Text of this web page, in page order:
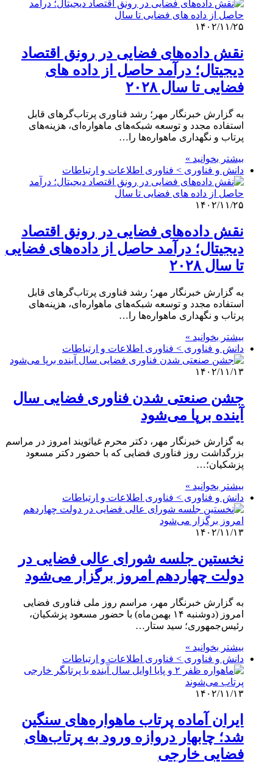
۱۴۰۲/۱۱/۲۵
نقش داده‌های فضایی در رونق اقتصاد
دیجیتال؛ درآمد حاصل از داده های
فضایی تا سال ۲۰۲۸
به گزارش خبرنگار مهر؛ رشد فناوری پرتاب‌گرهای قابل
استفاده مجدد و توسعه شبکه‌های ماهواره‌ای، هزینه‌های
پرتاب و نگهداری ماهواره‌ها را…
بیشتر بخوانید »
دانش و فناوری > فناوری اطلاعات و ارتباطات
۱۴۰۲/۱۱/۲۵
نقش داده‌های فضایی در رونق اقتصاد
دیجیتال؛ درآمد حاصل از داده‌های فضایی
تا سال ۲۰۲۸
به گزارش خبرنگار مهر؛ رشد فناوری پرتاب‌گرهای قابل
استفاده مجدد و توسعه شبکه‌های ماهواره‌ای، هزینه‌های
پرتاب و نگهداری ماهواره‌ها را…
بیشتر بخوانید »
دانش و فناوری > فناوری اطلاعات و ارتباطات
۱۴۰۲/۱۱/۱۳
جشن صنعتی شدن فناوری فضایی سال
آینده برپا می‌شود
به گزارش خبرنگار مهر، دکتر محرم غیاثویند امروز در مراسم
بزرگداشت روز فناوری فضایی که با حضور دکتر مسعود
پزشکیان؛…
بیشتر بخوانید »
دانش و فناوری > فناوری اطلاعات و ارتباطات
۱۴۰۲/۱۱/۱۳
نخستین جلسه شورای عالی فضایی در
دولت چهاردهم امروز برگزار می‌شود
به گزارش خبرنگار مهر، مراسم روز ملی فناوری فضایی
امروز (دوشنبه ۱۴ بهمن‌ماه) با حضور مسعود پزشکیان،
رئیس‌جمهوری؛ سید ستار…
بیشتر بخوانید »
دانش و فناوری > فناوری اطلاعات و ارتباطات
۱۴۰۲/۱۱/۱۳
ایران آماده پرتاب ماهواره‌های سنگین
شد؛ چابهار دروازه ورود به پرتاب‌های
فضایی خارجی